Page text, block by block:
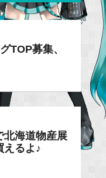
TOP募集、
北海道物産展
えるよ♪